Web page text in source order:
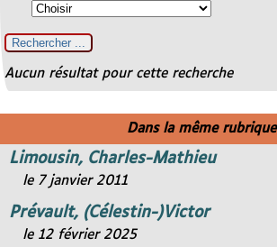
Aucun résultat pour cette recherche
Dans la même rubrique
Limousin, Charles-Mathieu
le 7 janvier 2011
Prévault, (Célestin-)Victor
le 12 février 2025